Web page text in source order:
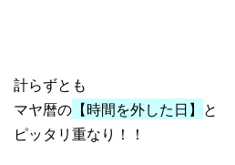
計らずとも
マヤ暦の 【時間を外した日】 と
ピッタリ重なり！！